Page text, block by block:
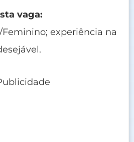
vaga:
experiência na